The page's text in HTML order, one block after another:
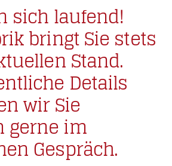
sich laufend!
bringt Sie stets
Stand.
Details
wir Sie
gerne im
Gespräch.